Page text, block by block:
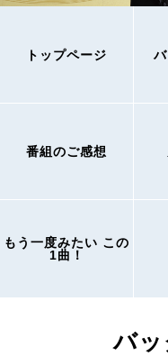
トップページ
番組のご感想
もう一度みたい この
1曲！
バ